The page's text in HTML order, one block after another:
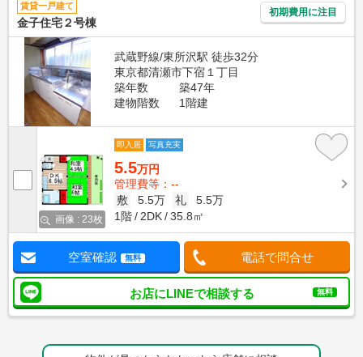
賃貸一戸建て
金子住宅２号棟
初期費用に注目
武蔵野線/東所沢駅 徒歩32分
東京都清瀬市下宿１丁目
築年数
築47年
建物階数
1階建
画像 : 23枚
即入居 写真充実
5.5万円
管理費等：--
敷
5.5万 礼
5.5万
1階
2DK 35.8㎡
空室確認 無料 電話で問合せ
お店にLINEで相談する 無料